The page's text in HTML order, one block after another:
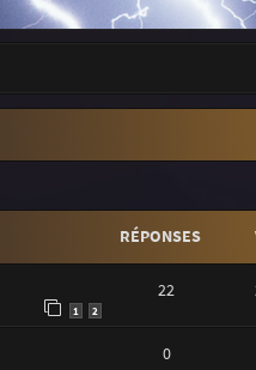
RÉPONSES
1 2
22
0